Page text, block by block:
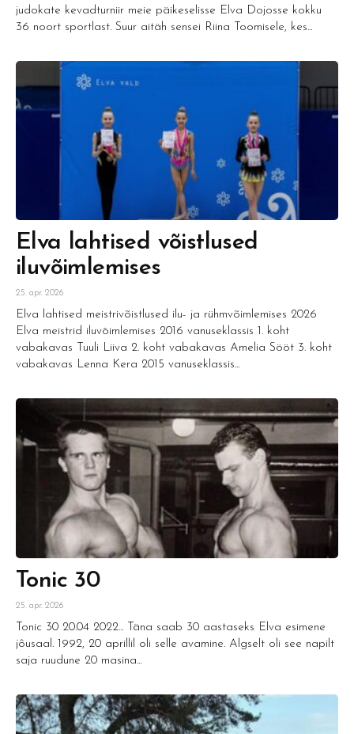
judokate kevadturniir meie päikeselisse Elva Dojosse kokku
36 noort sportlast. Suur aitäh sensei Riina Toomisele, kes...
Elva lahtised võistlused
iluvõimlemises
25. apr. 2026
Elva lahtised meistrivõistlused ilu- ja rühmvõimlemises 2026
Elva meistrid iluvōimlemises 2016 vanuseklassis 1. koht
vabakavas Tuuli Liiva 2. koht vabakavas Amelia Sööt 3. koht
vabakavas Lenna Kera 2015 vanuseklassis...
Tonic 30
25. apr. 2026
Tonic 30 20.04 2022... Täna saab 30 aastaseks Elva esimene
jôusaal. 1992, 20 aprillil oli selle avamine. Algselt oli see napilt
saja ruudune 20 masina...